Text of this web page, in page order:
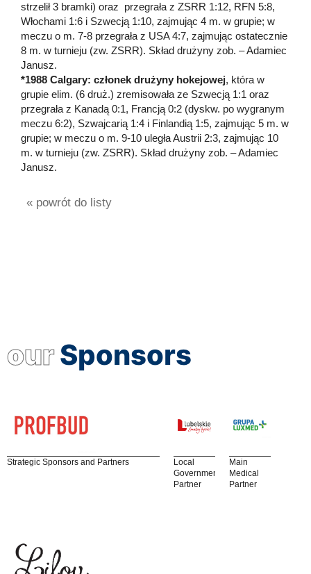
strzelił 3 bramki) oraz przegrała z ZSRR 1:12, RFN 5:8,
Włochami 1:6 i Szwecją 1:10, zajmując 4 m. w grupie; w
meczu o m. 7-8 przegrała z USA 4:7, zajmując ostatecznie
8 m. w turnieju (zw. ZSRR). Skład drużyny zob. – Adamiec
Janusz.
*1988 Calgary: członek drużyny hokejowej, która w
grupie elim. (6 druż.) zremisowała ze Szwecją 1:1 oraz
przegrała z Kanadą 0:1, Francją 0:2 (dyskw. po wygranym
meczu 6:2), Szwajcarią 1:4 i Finlandią 1:5, zajmując 5 m. w
grupie; w meczu o m. 9-10 uległa Austrii 2:3, zajmując 10
m. w turnieju (zw. ZSRR). Skład drużyny zob. – Adamiec
Janusz.
« powrót do listy
ourSponsors
Strategic Sponsors and Partners
Local
Government
Partner
Main
Medical
Partner